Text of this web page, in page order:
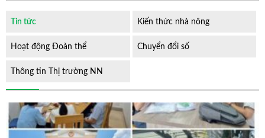
Tin tức Kiến thức nhà nông
Hoạt động Đoàn thể Chuyển đổi số
Thông tin Thị trường NN